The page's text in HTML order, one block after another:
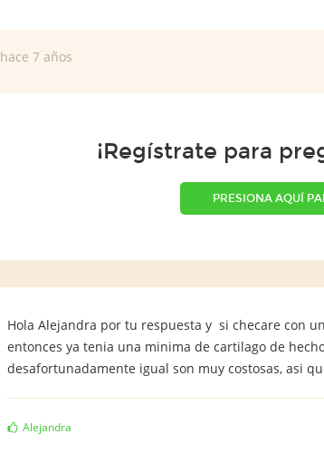
hace 7 años
¡Regístrate para
PRESIONA AQUÍ
Hola Alejandra por tu respuesta y si checare con
entonces ya tenia una minima de cartilago de
desafortunadamente igual son muy costosas, asi
Alejandra